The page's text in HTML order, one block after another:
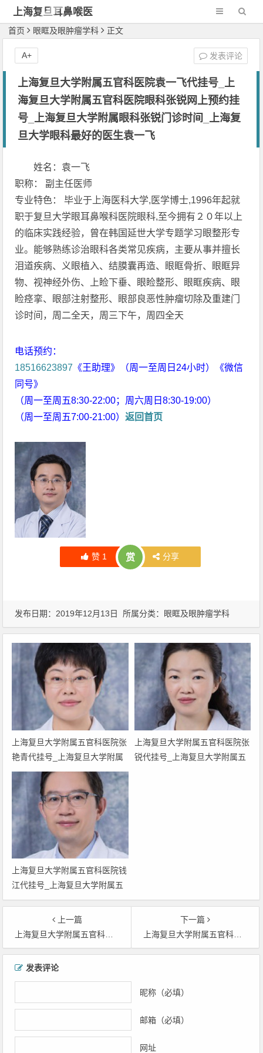
上海复旦耳鼻喉医
院
首页 眼眶及眼肿瘤学科 正文
上海复旦大学附属五官科医院袁一飞代挂号_上
海复旦大学附属五官科医院眼科张锐网上预约挂
号_上海复旦大学附属眼科张锐门诊时间_上海复
旦大学眼科最好的医生袁一飞
姓名：袁一飞
职称： 副主任医师
专业特色： 毕业于上海医科大学,医学博士,1996年起就
职于复旦大学眼耳鼻喉科医院眼科,至今拥有２０年以上
的临床实践经验，曾在韩国延世大学专题学习眼整形专
业。能够熟练诊治眼科各类常见疾病，主要从事并擅长
泪道疾病、义眼植入、结膜囊再造、眼眶骨折、眼眶异
物、视神经外伤、上睑下垂、眼睑整形、眼眶疾病、眼
睑痉挛、眼部注射整形、眼部良恶性肿瘤切除及重建门
诊时间，周二全天，周三下午，周四全天
电话预约：
18516623897 《王助理》（周一至周日24小时）《微信
同号》
（周一至周五8:30-22:00；周六周日8:30-19:00）
（周一至周五7:00-21:00）返回首页
赞 1 赏 分享
发表评论
A+
发布日期：2019年12月13日 所属分类： 眼眶及眼肿瘤学科
上海复旦大学附属五官科医院张
艳青代挂号_上海复旦大学附属
五官科医院眼科张艳青网上预约
挂号_上海复旦大学附属眼科张
艳青门诊时间_上海复旦大学眼
科最好的医生张艳青
上海复旦大学附属五官科医院张
锐代挂号_上海复旦大学附属五
上海复旦大学附属五官科医院钱
江代挂号_上海复旦大学附属五
官科医院眼科钱江网上预约挂号
_上海复旦大学附属眼科钱江门
诊时间_上海复旦大学眼科最好
上一篇
上海复旦大学附属五官科医院张锐代挂号_上海复旦大学附属五官科医院眼科张锐网上预约挂号_上海复旦大学附属眼科张锐门诊时间_上海复旦大学眼科最好的医生张锐
下一篇
上海复旦大学附属五官科医院张艳青代挂号_上海复旦大学附属五官科医院眼科张艳青网上预约挂号_上海复旦大学附属眼科张艳青门诊时间_上海复旦大学眼科最好的医生张艳青
文章导航
发表评论
昵称（必填）
邮箱（必填）
网址